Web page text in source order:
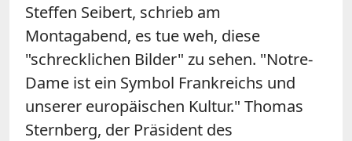
Steffen Seibert, schrieb am
Montagabend, es tue weh, diese
"schrecklichen Bilder" zu sehen. "Notre-
Dame ist ein Symbol Frankreichs und
unserer europäischen Kultur." Thomas
Sternberg, der Präsident des